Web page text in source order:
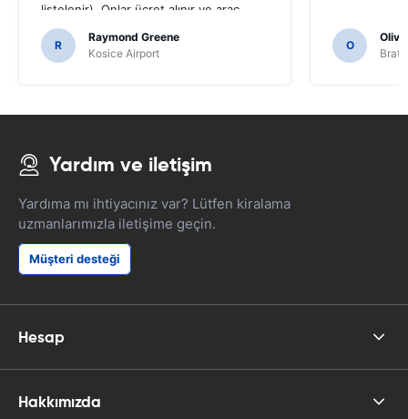
listelenir). Onlar ücret alınır ve araç
kiralanmasının genel maliyetini
değiştirirler.
R
Raymond Greene
Kosice Airport
O
Yardım ve iletişim
Yardıma mı ihtiyacınız var? Lütfen kiralama
uzmanlarımızla iletişime geçin.
Müşteri desteği
Hesap
Hakkımızda